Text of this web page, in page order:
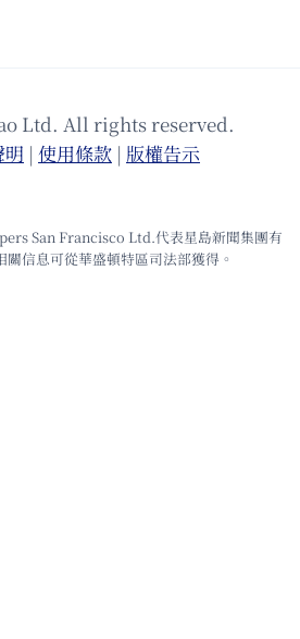
Ltd. All rights reserved.
| 使⽤條款 | 版權告⽰
San Francisco Ltd.代表星島新聞集團有
關信息可從華盛頓特區司法部獲得。